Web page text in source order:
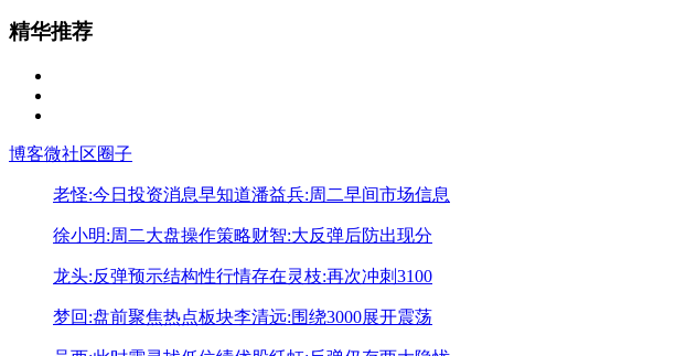
精华推荐
博客微社区圈子
老怪:今日投资消息早知道潘益兵:周二早间市场信息
徐小明:周二大盘操作策略财智:大反弹后防出现分
龙头:反弹预示结构性行情存在灵枝:再次冲刺3100
梦回:盘前聚焦热点板块李清远:围绕3000展开震荡